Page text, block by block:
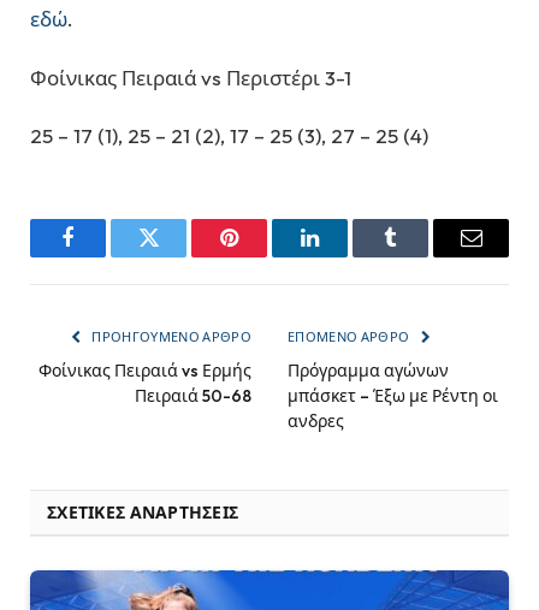
εδώ.
Φοίνικας Πειραιά vs Περιστέρι 3-1
25 – 17 (1), 25 – 21 (2), 17 – 25 (3), 27 – 25 (4)
FacebookTwitter Pinterest LinkedInTumblr Email
ΠΡΟΗΓΟΎΜΕΝΟ ΆΡΘΡΟ
Φοίνικας Πειραιά vs Ερμής
Πειραιά 50-68
ΕΠΌΜΕΝΟ ΆΡΘΡΟ
Πρόγραμμα αγώνων
μπάσκετ – Έξω με Ρέντη οι
ανδρες
ΣΧΕΤΙΚΈΣ ΑΝΑΡΤΉΣΕΙΣ